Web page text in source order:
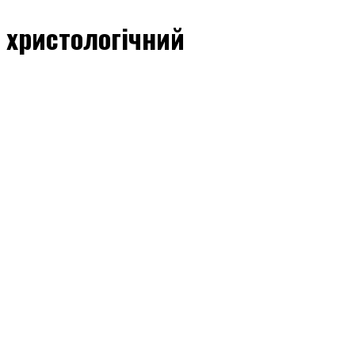
христологічний